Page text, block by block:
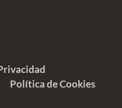
Política de Cookies